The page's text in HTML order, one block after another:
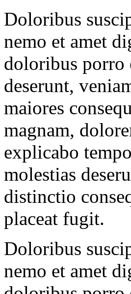
Doloribus
nemo et amet
doloribus porro
deserunt,
maiores
magnam,
explicabo
molestias
distinctio
placeat fugit.
Doloribus
nemo et amet